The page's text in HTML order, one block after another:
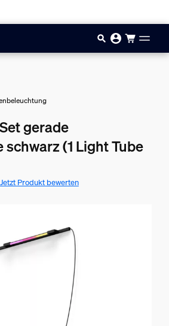
gerade
(1 Light Tube
Jetzt Produkt bewerten